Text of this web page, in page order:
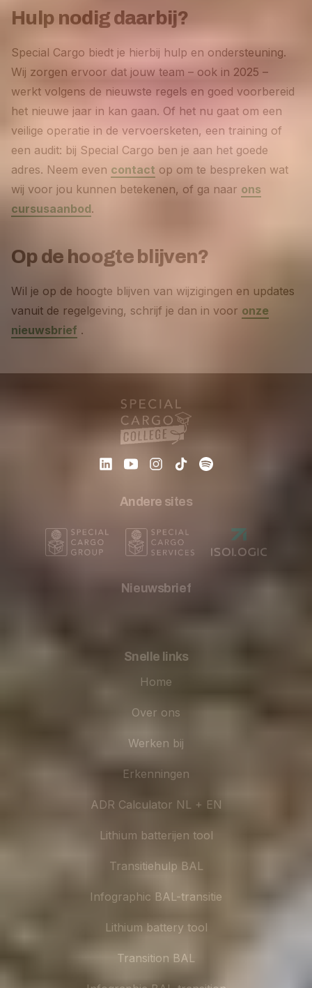
Hulp nodig daarbij?
Special Cargo biedt je hierbij hulp en ondersteuning.
Wij zorgen ervoor dat jouw team – ook in 2025 –
werkt volgens de nieuwste regels en goed voorbereid
het nieuwe jaar in kan gaan. Of het nu gaat om een
veilige operatie in de vervoersketen, een training of
een audit: bij Special Cargo ben je aan het goede
adres. Neem even contact op om te bespreken wat
wij voor jou kunnen betekenen, of ga naar ons
cursusaanbod.
Op de hoogte blijven?
Wil je op de hoogte blijven van wijzigingen en updates
vanuit de regelgeving, schrijf je dan in voor onze
nieuwsbrief .
Andere sites
Nieuwsbrief
Snelle links
Home
Over ons
Werken bij
Erkenningen
ADR Calculator NL + EN
Lithium batterijen tool
Transitiehulp BAL
Infographic BAL-transitie
Lithium battery tool
Transition BAL